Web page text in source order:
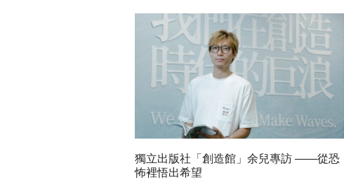
獨立出版社「創造館」余兒專訪 ——從恐
怖裡悟出希望